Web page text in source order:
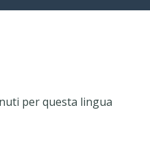
per questa lingua